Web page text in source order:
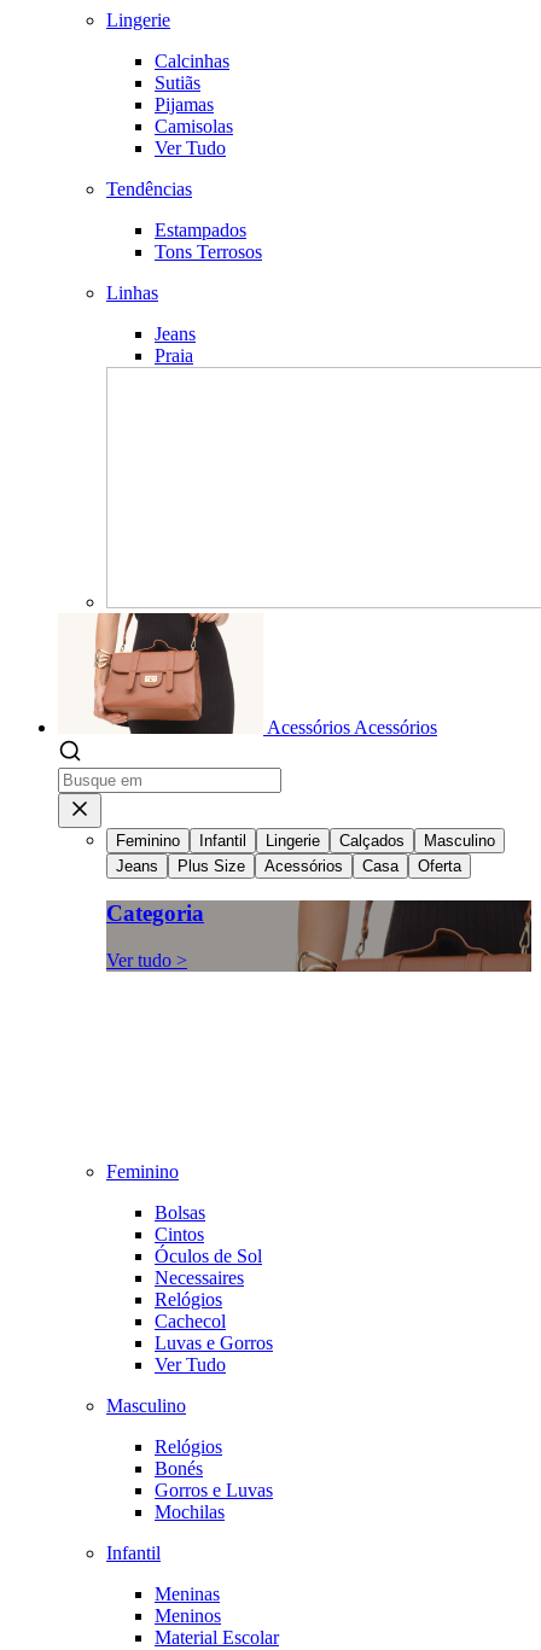
Lingerie
Calcinhas
Sutiãs
Pijamas
Camisolas
Ver Tudo
Tendências
Estampados
Tons Terrosos
Linhas
Jeans
Praia
Acessórios Acessórios
Feminino Infantil Lingerie Calçados
Masculino
Jeans
Plus Size Acessórios Casa Oferta
Categoria
Ver tudo >
Feminino
Bolsas
Cintos
Óculos de Sol
Necessaires
Relógios
Cachecol
Luvas e Gorros
Ver Tudo
Masculino
Relógios
Bonés
Gorros e Luvas
Mochilas
Infantil
Meninas
Meninos
Material Escolar